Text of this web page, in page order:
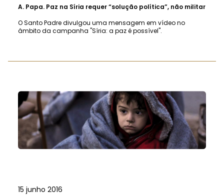
A. Papa. Paz na Síria requer “solução política”, não militar
O Santo Padre divulgou uma mensagem em vídeo no
âmbito da campanha "Síria: a paz é possível".
15 junho 2016